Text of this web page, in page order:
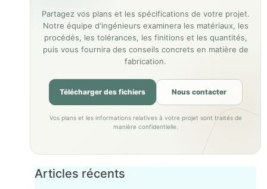
Partagez vos plans et les spécifications de votre projet.
Notre équipe d'ingénieurs examinera les matériaux, les
procédés, les tolérances, les finitions et les quantités,
puis vous fournira des conseils concrets en matière de
fabrication.
Télécharger des fichiers Nous contacter
Vos plans et les informations relatives à votre projet sont traités de
manière confidentielle.
Articles récents